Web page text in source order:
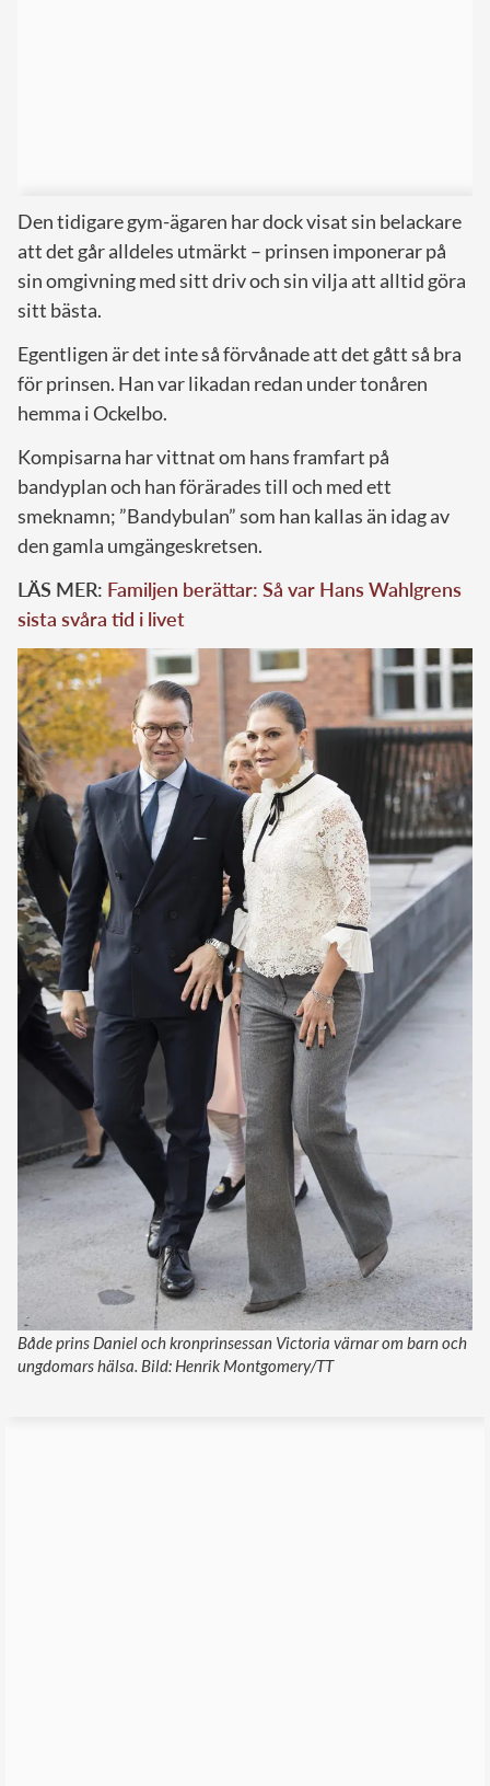
Den tidigare gym-ägaren har dock visat sin belackare
att det går alldeles utmärkt – prinsen imponerar på
sin omgivning med sitt driv och sin vilja att alltid göra
sitt bästa.
Egentligen är det inte så förvånade att det gått så bra
för prinsen. Han var likadan redan under tonåren
hemma i Ockelbo.
Kompisarna har vittnat om hans framfart på
bandyplan och han förärades till och med ett
smeknamn; ”Bandybulan” som han kallas än idag av
den gamla umgängeskretsen.
LÄS MER: Familjen berättar: Så var Hans Wahlgrens
sista svåra tid i livet
Både prins Daniel och kronprinsessan Victoria värnar om barn och
ungdomars hälsa. Bild: Henrik Montgomery/TT